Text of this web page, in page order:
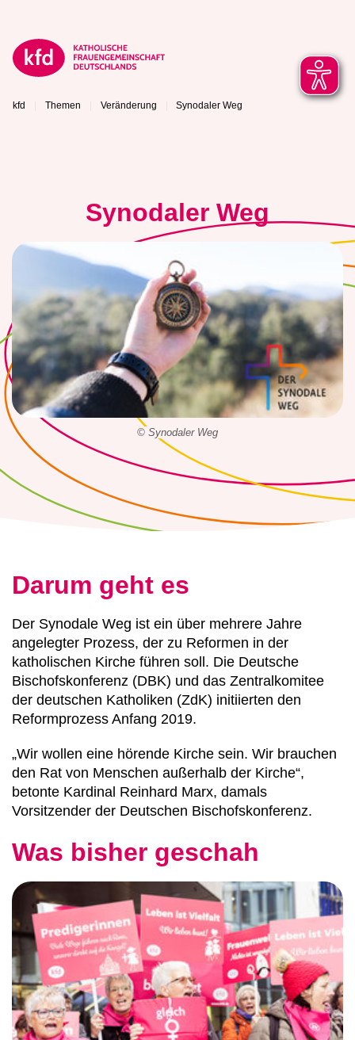
kfd Themen Veränderung Synodaler Weg
Synodaler Weg
© Synodaler Weg
Darum geht es
Der Synodale Weg ist ein über mehrere Jahre
angelegter Prozess, der zu Reformen in der
katholischen Kirche führen soll. Die Deutsche
Bischofskonferenz (DBK) und das Zentralkomitee
der deutschen Katholiken (ZdK) initiierten den
Reformprozess Anfang 2019.
„Wir wollen eine hörende Kirche sein. Wir brauchen
den Rat von Menschen außerhalb der Kirche“,
betonte Kardinal Reinhard Marx, damals
Vorsitzender der Deutschen Bischofskonferenz.
Was bisher geschah